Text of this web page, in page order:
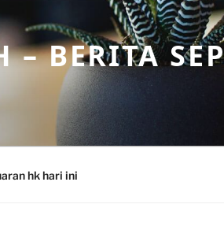
BERITA
hk hari ini